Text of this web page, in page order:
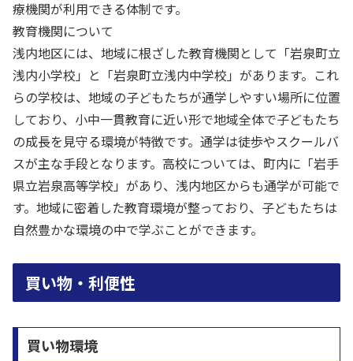
療機関が利用できる体制です。
教育機関について
浅内地区には、地域に根ざした教育機関として「岩泉町立
浅内小学校」と「岩泉町立浅内中学校」があります。これ
らの学校は、地域の子どもたちが通学しやすい場所に位置
しており、小中一貫教育に近い形で地域全体で子どもたち
の成長を見守る環境が特徴です。通学は徒歩やスクールバ
スが主な手段となります。高校については、町内に「岩手
県立岩泉高等学校」があり、浅内地区からも通学が可能で
す。地域に密着した教育環境が整っており、子どもたちは
自然豊かな環境の中で学ぶことができます。
買い物・利便性
買い物環境